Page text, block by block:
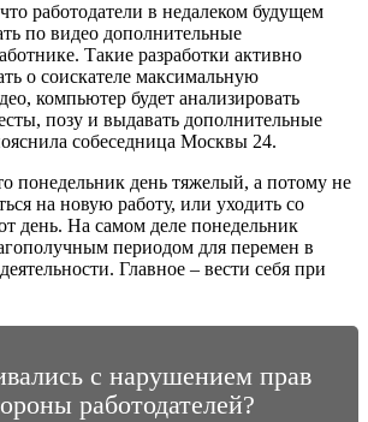
работодатели в недалеком будущем
по видео дополнительные
Такие разработки активно
о соискателе максимальную
компьютер будет анализировать
позу и выдавать дополнительные
собеседница Москвы 24.
понедельник день тяжелый, а потому не
на новую работу, или уходить со
день. На самом деле понедельник
периодом для перемен в
Главное – вести себя при
с нарушением прав
работодателей?